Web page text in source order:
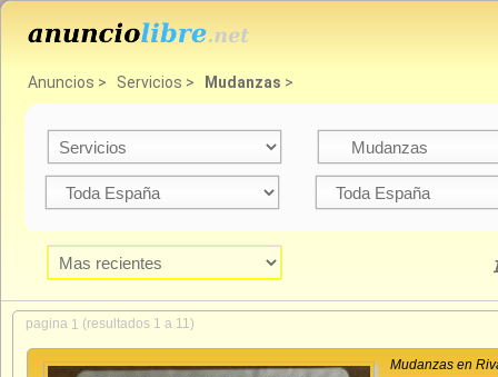
Anuncios > Servicios > Mudanzas >
pagina 1 (resultados 1 a 11)
Mudanzas en